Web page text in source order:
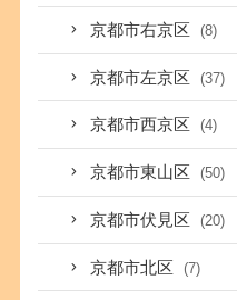
京都市右京区 (8)
京都市左京区 (37)
京都市西京区 (4)
京都市東山区 (50)
京都市伏見区 (20)
京都市北区 (7)